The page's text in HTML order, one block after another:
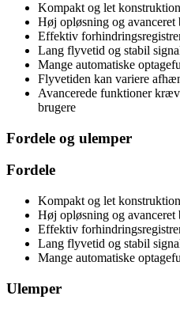
Kompakt og let konstruktion
Høj opløsning og avanceret
Effektiv
Lang flyvetid og stabil
Mange automatiske
Flyvetiden kan variere
Avancerede funktioner
brugere
Fordele og ulemper
Fordele
Kompakt og let konstruktion
Høj opløsning og avanceret
Effektiv
Lang flyvetid og stabil
Mange automatiske
Ulemper